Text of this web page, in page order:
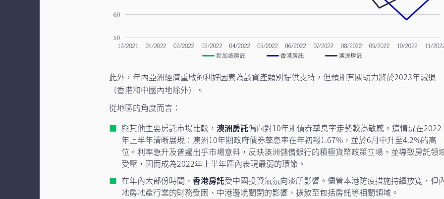
此外，年內亞洲經濟重啟的利好因素為該資產類別提供支持，但預期有關助力將於2023年減退
（香港和中國內地除外）。
從地區的角度而言：
與其他主要房託市場比較，澳洲房託偏向對10年期債券孳息率走勢較為敏感。這情況在2022
年上半年清晰展現：澳洲10年期政府債券孳息率在年初報1.67%，並於6月中升至4.2%的高
位。利率急升及普遍出乎市場意料，反映澳洲儲備銀行的積極貨幣政策立場，並導致房託領
受壓，因而成為2022年上半年區內表現最弱的環節。
在年內大部份時間，香港房託受中國投資氣氛向淡所影響。儘管本港防疫措施持續放寬，但
地房地產行業的財務受困、中港邊境關閉的影響，擴散至包括房託等相關領域。